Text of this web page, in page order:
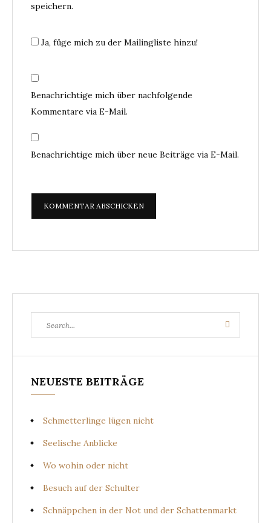
speichern.
Ja, füge mich zu der Mailingliste hinzu!
Benachrichtige mich über nachfolgende
Kommentare via E-Mail.
Benachrichtige mich über neue Beiträge via E-Mail.
for:
Search
NEUESTE BEITRÄGE
Schmetterlinge lügen nicht
Seelische Anblicke
Wo wohin oder nicht
Besuch auf der Schulter
Schnäppchen in der Not und der Schattenmarkt